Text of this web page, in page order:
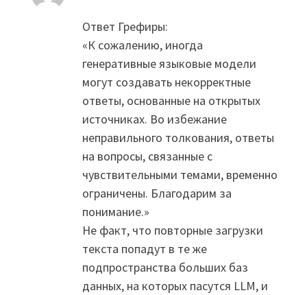
Ответ Грефиры:
«К сожалению, иногда
генеративные языковые модели
могут создавать некорректные
ответы, основанные на открытых
источниках. Во избежание
неправильного толкования, ответы
на вопросы, связанные с
чувствительными темами, временно
ограничены. Благодарим за
понимание.»
Не факт, что повторные загрузки
текста попадут в те же
подпространства больших баз
данных, на которых пасутся LLM, и